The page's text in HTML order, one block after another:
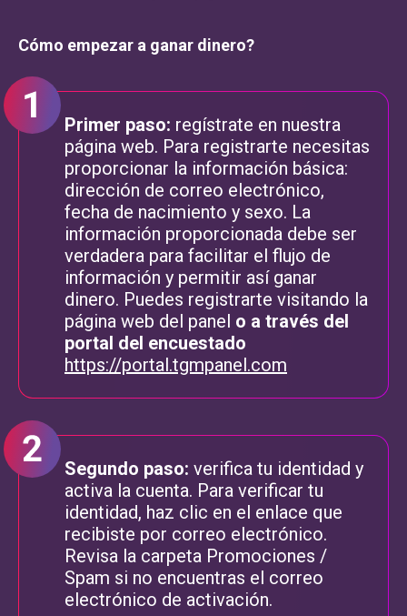
Cómo empezar a ganar dinero?
Primer paso: regístrate en nuestra
página web. Para registrarte necesitas
proporcionar la información básica:
dirección de correo electrónico,
fecha de nacimiento y sexo. La
información proporcionada debe ser
verdadera para facilitar el flujo de
información y permitir así ganar
dinero. Puedes registrarte visitando la
página web del panel o a través del
portal del encuestado
https://portal.tgmpanel.com
Segundo paso: verifica tu identidad y
activa la cuenta. Para verificar tu
identidad, haz clic en el enlace que
recibiste por correo electrónico.
Revisa la carpeta Promociones /
Spam si no encuentras el correo
electrónico de activación.